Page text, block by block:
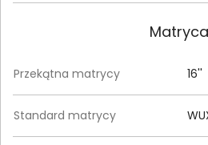
Matryca
Przekątna matrycy 16''
Standard matrycy